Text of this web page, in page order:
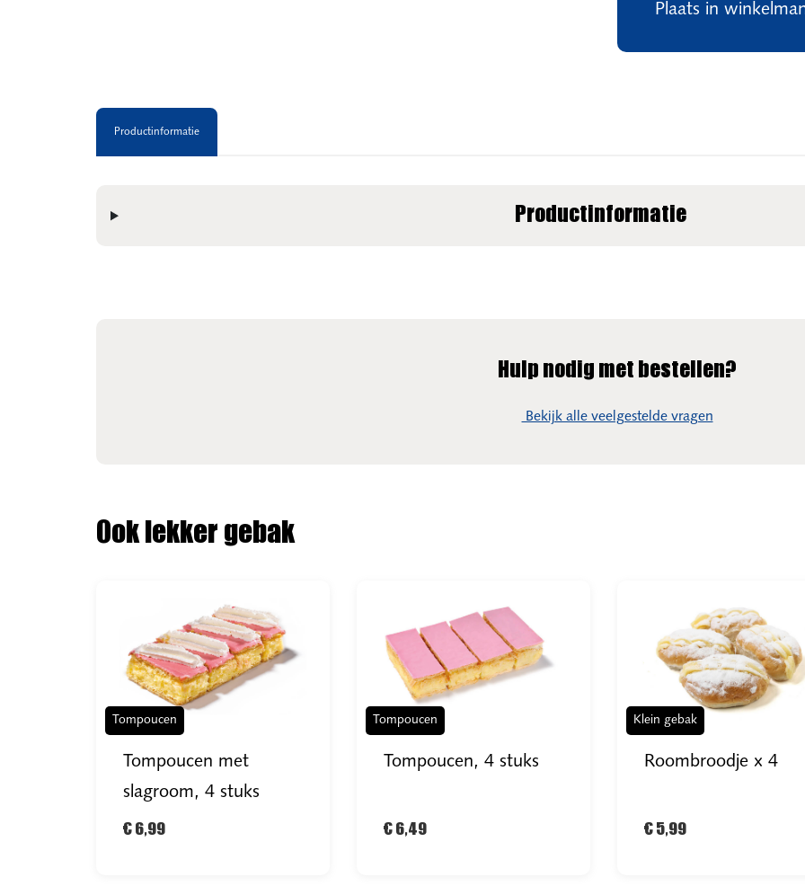
Plaats in
Productinformatie
Productinformatie
Hulp nodig met bestellen?
Bekijk alle veelgestelde vragen
Ook lekker gebak
Tompoucen
Tompoucen met
slagroom, 4 stuks
€ 6,99
Tompoucen
Tompoucen, 4 stuks
€ 6,49
Klein gebak
Roombroodje x 4
€ 5,99